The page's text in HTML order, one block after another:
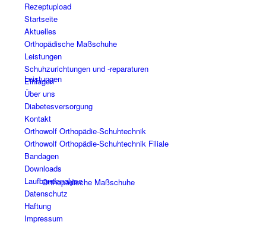
Leistungen
Orthopädische Maßschuhe
Rezeptupload
Startseite
Aktuelles
Orthopädische Maßschuhe
Leistungen
Schuhzurichtungen und -reparaturen
Einlagen
Über uns
Diabetesversorgung
Kontakt
Orthowolf Orthopädie-Schuhtechnik
Orthowolf Orthopädie-Schuhtechnik Filiale
Bandagen
Downloads
Laufbandanalyse
Datenschutz
Haftung
Impressum